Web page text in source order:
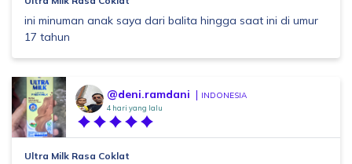
ini minuman anak saya dari balita hingga saat ini di umur
17 tahun
@deni.ramdani INDONESIA
4 hari yang lalu
Ultra Milk Rasa Coklat